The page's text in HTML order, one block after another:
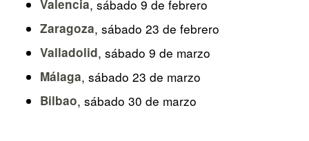
Valencia, sábado 9 de febrero
Zaragoza, sábado 23 de febrero
Valladolid, sábado 9 de marzo
Málaga, sábado 23 de marzo
Bilbao, sábado 30 de marzo